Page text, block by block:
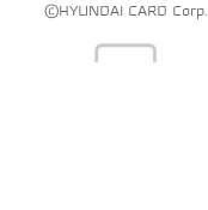
©HYUNDAI CARD Corp.